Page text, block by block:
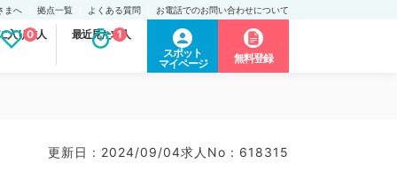
まへ 拠点一覧 よくある質問 お電話でのお問い合わせについて
入り求人
0 最近見た求人
1
スポット
マイページ
無料登録
更新日 : 2024/09/04求人No : 618315